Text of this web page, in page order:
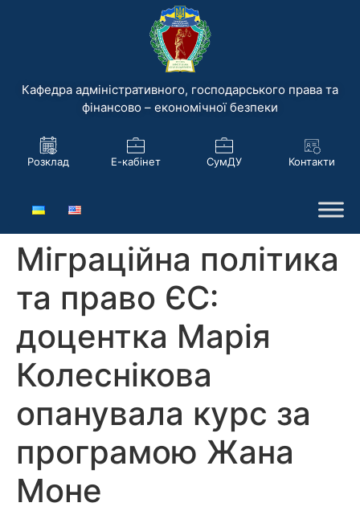
Кафедра адміністративного, господарського права та
фінансово – економічної безпеки
Розклад Е-кабінет СумДУ Контакти
Міграційна політика
та право ЄС:
доцентка Марія
Колеснікова
опанувала курс за
програмою Жана
Моне